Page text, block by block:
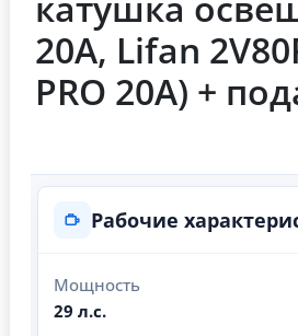
20А, Lifan
PRO 20А) +
Рабочие
Мощность
29 л.с.